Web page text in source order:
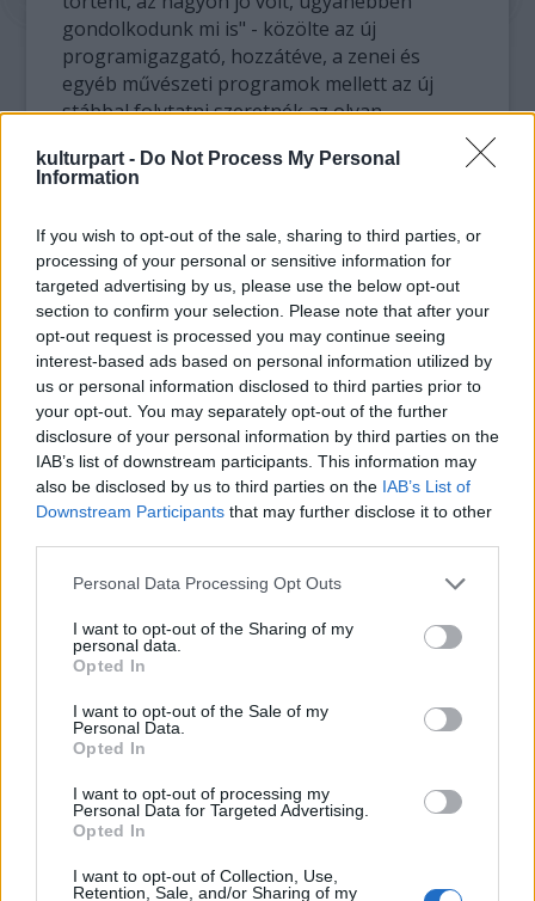
kulturpart - Do Not Process My Personal
Information
If you wish to opt-out of the sale, sharing to third parties, or
processing of your personal or sensitive information for
targeted advertising by us, please use the below opt-out
section to confirm your selection. Please note that after your
opt-out request is processed you may continue seeing
interest-based ads based on personal information utilized by
us or personal information disclosed to third parties prior to
your opt-out. You may separately opt-out of the further
disclosure of your personal information by third parties on the
IAB’s list of downstream participants. This information may
also be disclosed by us to third parties on the IAB’s List of
Downstream Participants that may further disclose it to other
Please note that this website/app uses one or more Google
not limited to your visit or usage behaviour. You may click to
grant or deny consent to Google and its third-party tags to
use your data for below specified purposes in below Google
consent section.
Personal Data Processing Opt Outs
I want to opt-out of the Sharing of my
personal data.
Opted In
I want to opt-out of the Sale of my
Personal Data.
Opted In
I want to opt-out of processing my
Personal Data for Targeted Advertising.
Opted In
I want to opt-out of Collection, Use,
Retention, Sale, and/or Sharing of my
gondolkodunk mi is" - közölte az új
programigazgató, hozzátéve, a zenei és
egyéb művészeti programok mellett az új
stábbal folytatni szeretnék az olyan
roma programok vagy a táncházak.Újságírói
ingatlan eddig kihasználatlan tereiben 2012
második felében indulhat meg az építkezés.
Az átadás-átvétel február elején tíznapos
szünettel jár, ezt követően a klub programjai
a beruházással párhuzamosan is futnak
majd, az építkezés várható befejezéséig, 2013
végéig.
A Design Terminál ügyvezetője közölte: a
Gödör területe a beruházásnak
köszönhetően mintegy 1000 négyzetméterrel
fog bővülni. Muraközy Péter a klub anyagi
hátteréről szólva jelezte: ahogy eddig, a
bevételeiből és külső támogatásokból
finanszírozzák majd. Mint megjegyezte, a Volt
programigazgatói teendőit a jövőben is
ellátja. Az intézményt eddig üzemeltető Unico
általuk kitalált Gödör Klub elnevezés
használatát az új működtetők számára nem